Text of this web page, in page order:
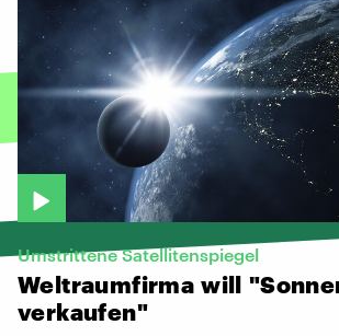
Umstrittene Satellitenspiegel
Weltraumfirma will
verkaufen"